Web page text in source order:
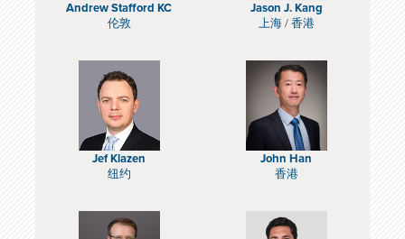
Andrew Stafford KC
伦敦
Jason J. Kang
上海/香港
Jef Klazen
纽约
John Han
香港